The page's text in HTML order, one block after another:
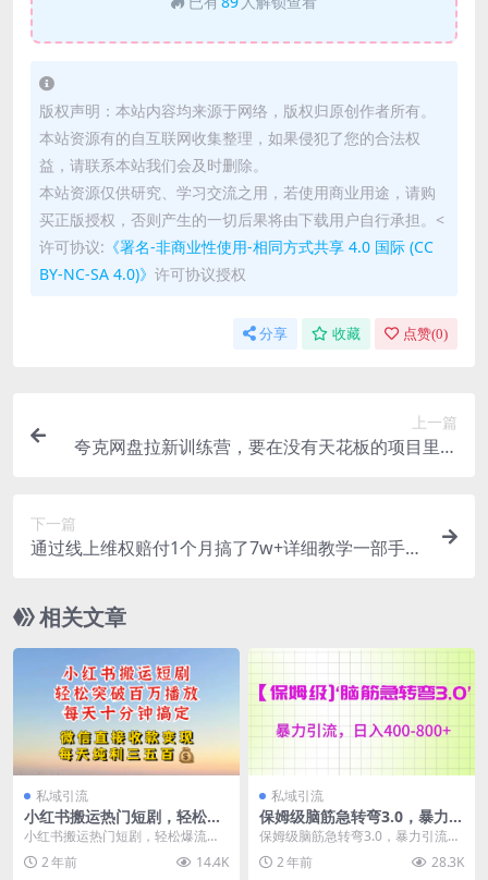
版权声明：本站内容均来源于网络，版权归原创作者所有。
本站资源有的自互联网收集整理，如果侵犯了您的合法权
益，请联系本站我们会及时删除。
本站资源仅供研究、学习交流之用，若使用商业用途，请购
买正版授权，否则产生的一切后果将由下载用户自行承担。<
许可协议: 《署名-非商业性使用-相同方式共享 4.0 国际 (CC
BY-NC-SA 4.0)》 许可协议授权
分享 收藏 点赞(0)
上一篇
夸克网盘拉新训练营，要在没有天花板的项目里赚
下一篇
通过线上维权赔付1个月搞了7w+详细教学一部手机
相关文章
私域引流
小红书搬运热门短剧，轻松爆
流百万播放，每天引流几十
人，搞个大几百块真的很简单
小红书搬运热门短剧，轻松爆流百
万播放，每天引流几十人，搞个大
几百块真的很简单 今...
2 年前 14.4K
私域引流
保姆级脑筋急转弯3.0，暴力引
流，日入400-800+【揭秘】
保姆级脑筋急转弯3.0，暴力引流，
日入400-800+【揭秘】 项目介绍：
通过...2 年前 28.3K